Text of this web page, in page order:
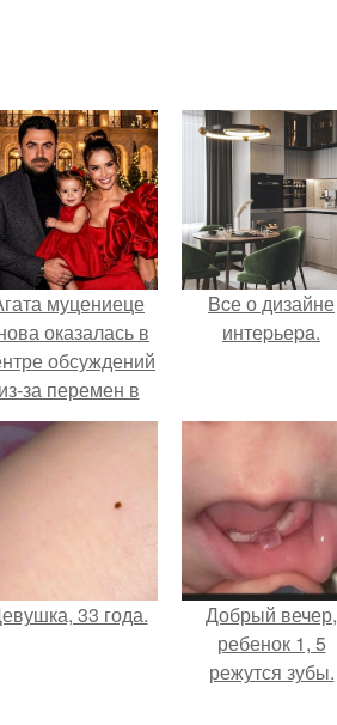
муцениеце
оказалась в
обсуждений
из-за перемен в
личной жизни.
Bcе о дизайне
интеpьеpa.
33 года.
Добрый вечер,
ребенок 1, 5
режутся зубы.